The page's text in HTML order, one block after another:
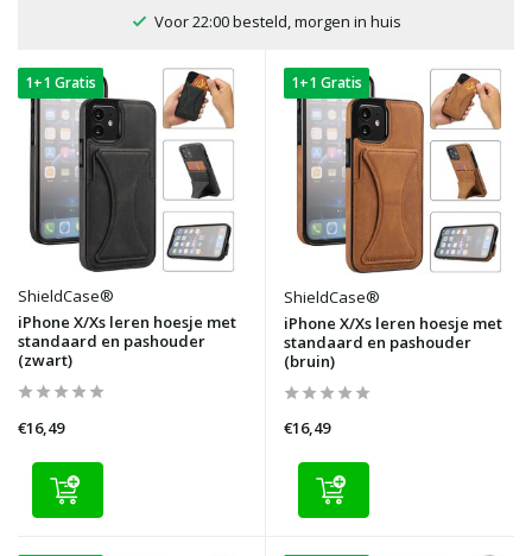
100 dagen bedenktijd
1+1 Gratis
ShieldCase®
iPhone X/Xs leren hoesje met
standaard en pashouder
(zwart)
€16,49
1+1 Gratis
ShieldCase®
iPhone X/Xs leren hoesje met
standaard en pashouder
(bruin)
€16,49